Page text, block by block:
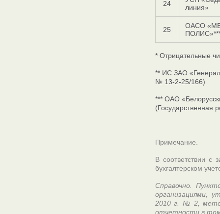
24
линия»
25
ОАСО
* Отрицательные
** ИС ЗАО
№ 13-2-25/166)
*** ОАО
(Государственная
Примечание.
В соответствии с
бухгалтерском
Справочно.
организациями,
2010 г. № 2,
отчетности в